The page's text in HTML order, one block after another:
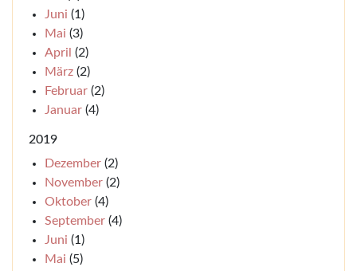
Juni (1)
Mai (3)
April (2)
März (2)
Februar (2)
Januar (4)
2019
Dezember (2)
November (2)
Oktober (4)
September (4)
Juni (1)
Mai (5)